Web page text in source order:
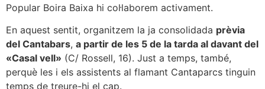
Popular Boira Baixa hi col·laborem activament.
En aquest sentit, organitzem la ja consolidada prèvia
del Cantabars, a partir de les 5 de la tarda al davant del
«Casal vell» (C/ Rossell, 16). Just a temps, també,
perquè les i els assistents al flamant Cantaparcs tinguin
temps de treure-hi el cap.